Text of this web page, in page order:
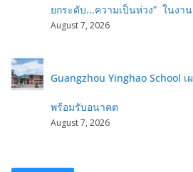
ยกระดับ...ความเป็นห่วง” ในงา
August 7, 2026
Guangzhou Yinghao School
พร้อมรับอนาคต
August 7, 2026